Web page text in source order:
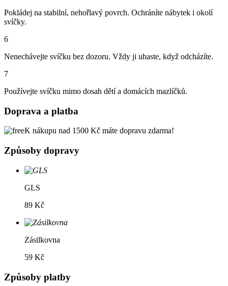
Pokládej na stabilní, nehořlavý povrch. Ochráníte nábytek i okolí
svíčky.
6
Nenechávejte svíčku bez dozoru. Vždy ji uhaste, když odcházíte.
7
Používejte svíčku mimo dosah dětí a domácích mazlíčků.
Doprava a platba
K nákupu nad 1500 Kč máte dopravu zdarma!
Způsoby dopravy
GLS
89 Kč
Zásilkovna
59 Kč
Způsoby platby